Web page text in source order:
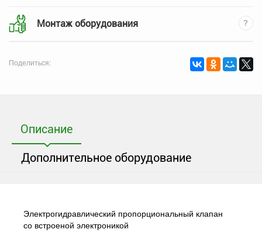
Монтаж оборудования
Поделиться:
Описание
Дополнительное оборудование
Электрогидравлический пропорциональный клапан
со встроеной электроникой